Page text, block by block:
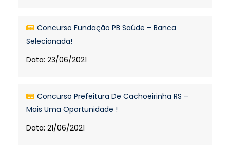
Concurso Fundação PB Saúde – Banca
Selecionada!
Data: 23/06/2021
Concurso Prefeitura De Cachoeirinha RS –
Mais Uma Oportunidade !
Data: 21/06/2021